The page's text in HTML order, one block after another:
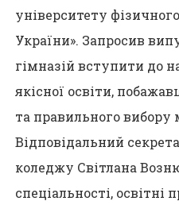
університету
України». Запросив
гімназій вступити до
якісної освіти,
та правильного вибору
Відповідальний
коледжу Світлана
спеціальності,